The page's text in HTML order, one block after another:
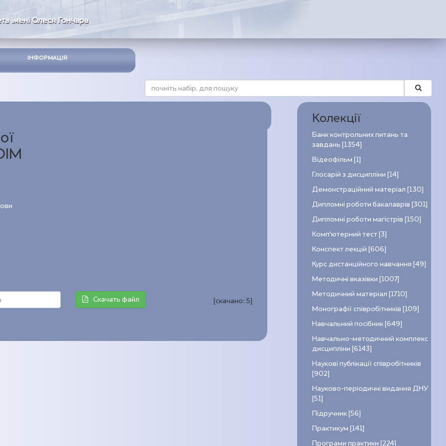
імені Олеся Гончара
ІНФОРМАЦІЯ
Скачать файл [скачано:5]
Колекції
Банк контрольних питань та
завдань [1354]
Відеофільм [1]
Глосарій з дисципліни [14]
Демонстраційний матеріал [130]
Дипломні роботи бакалаврів [301]
Дипломні роботи магістрів [150]
Комп’ютерний тест [3]
Конспект лекцій [606]
Курс дистанційного навчання [49]
Методичні вказівки [1007]
Методичний матеріал [1710]
Монографії співробітників [109]
Навчальний посібник [649]
Навчально-методичний комплекс
дисципліни [6143]
Наукові публікації співробітників
[902]
Науково-періодичні видання ДНУ
[51]
Підручник [56]
Практикум [141]
Програми практики [224]